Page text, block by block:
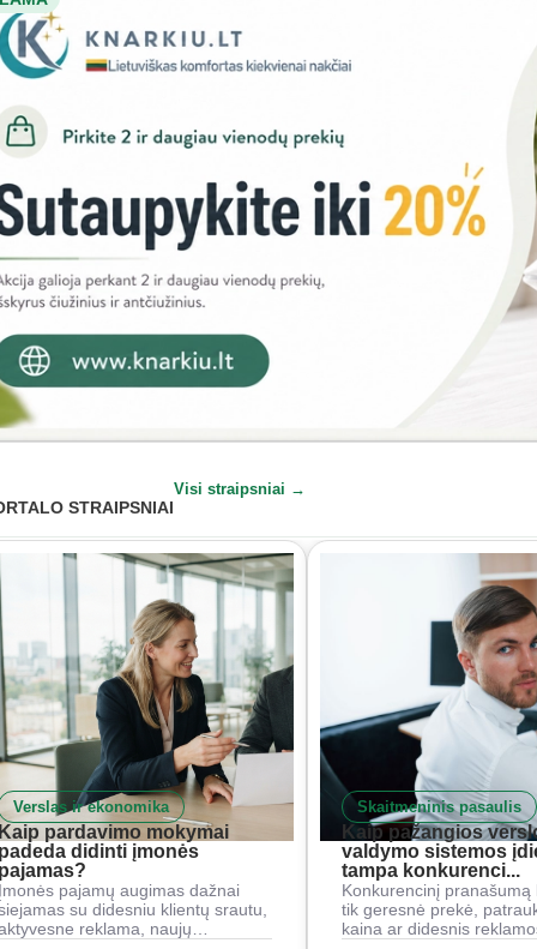
STRAIPSNIAI
Visi straipsniai →
Verslas ir ekonomika
pardavimo mokymai
didinti įmonės
pajamų augimas dažnai
su didesniu klientų srautu,
reklama, naujų…
Skaitmeninis pasaulis
Kaip pažangios
valdymo sistemos
tampa konkurenci...
Konkurencinį pranašumą
tik geresnė prekė,
kaina ar didesnis